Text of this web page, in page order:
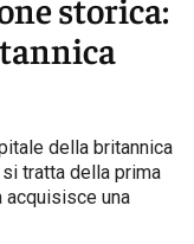
della britannica
tratta della prima
acquisisce una